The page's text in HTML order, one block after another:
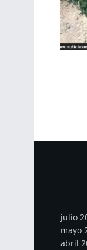
julio
mayo
abril